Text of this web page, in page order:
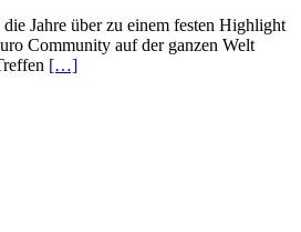
Jahre über zu einem festen Highlight
Community auf der ganzen Welt
[…]